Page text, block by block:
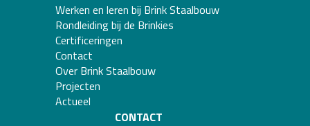
Werken en leren bij Brink Staalbouw
Rondleiding bij de Brinkies
Certificeringen
Contact
Over Brink Staalbouw
Projecten
Actueel
CONTACT